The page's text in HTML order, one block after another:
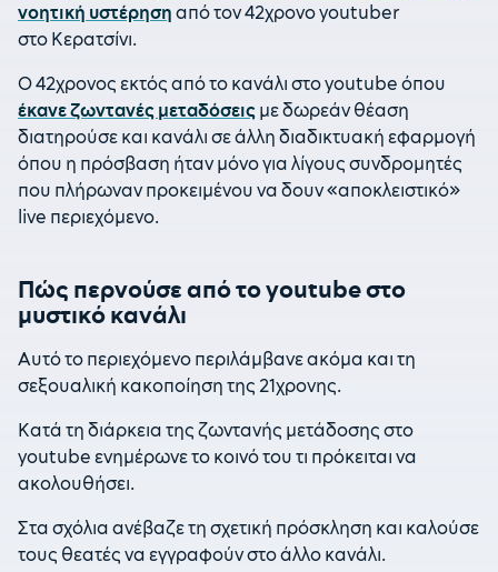
νοητική υστέρηση από τον 42χρονο youtuber
στο Κερατσίνι.
Ο 42χρονος εκτός από το κανάλι στο youtube όπου
έκανε ζωντανές μεταδόσεις με δωρεάν θέαση
διατηρούσε και κανάλι σε άλλη διαδικτυακή εφαρμογή
όπου η πρόσβαση ήταν μόνο για λίγους συνδρομητές
που πλήρωναν προκειμένου να δουν «αποκλειστικό»
live περιεχόμενο.
Πώς περνούσε από το youtube στο
μυστικό κανάλι
Αυτό το περιεχόμενο περιλάμβανε ακόμα και τη
σεξουαλική κακοποίηση της 21χρονης.
Κατά τη διάρκεια της ζωντανής μετάδοσης στο
youtube ενημέρωνε το κοινό του τι πρόκειται να
ακολουθήσει.
Στα σχόλια ανέβαζε τη σχετική πρόσκληση και καλούσε
τους θεατές να εγγραφούν στο άλλο κανάλι.